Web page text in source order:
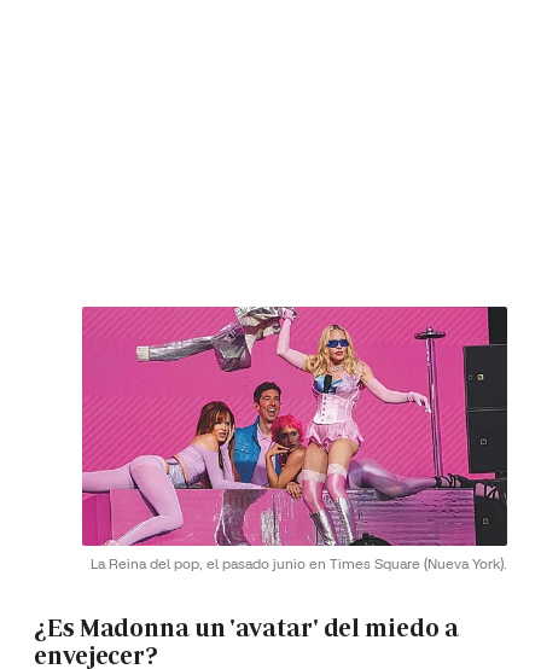
La Reina del pop, el pasado junio en Times Square (Nueva York).
¿Es Madonna un 'avatar' del miedo a
envejecer?